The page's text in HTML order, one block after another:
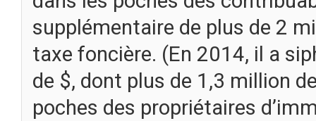
supplémentaire de plus de 2
taxe foncière. (En 2014, il a
de $, dont plus de 1,3 million
poches des propriétaires